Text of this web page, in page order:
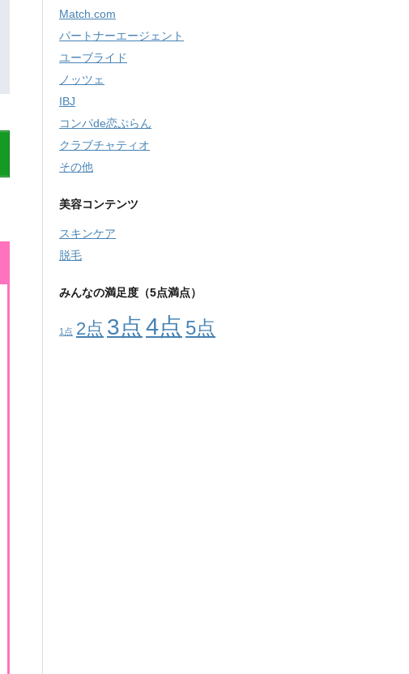
Match.com
パートナーエージェント
ユーブライド
ノッツェ
IBJ
コンパde恋ぷらん
クラブチャティオ
その他
美容コンテンツ
スキンケア
脱毛
みんなの満足度（5点満点）
1点 2点 3点4点 5点